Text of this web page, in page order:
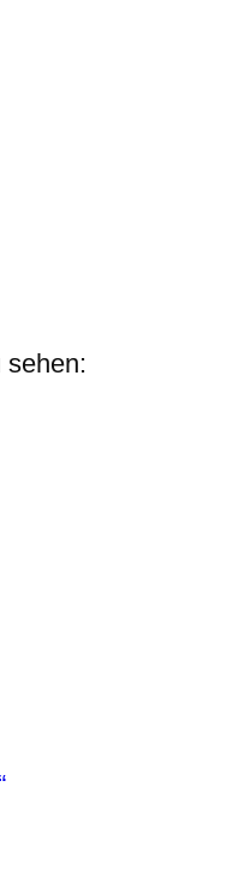
sehen: